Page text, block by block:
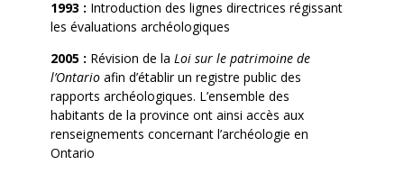
1993 : Introduction des lignes directrices régissant
les évaluations archéologiques
2005 : Révision de la Loi sur le patrimoine de
l’Ontarioafin d’établir un registre public des
rapports archéologiques. L’ensemble des
habitants de la province ont ainsi accès aux
renseignements concernant l’archéologie en
Ontario